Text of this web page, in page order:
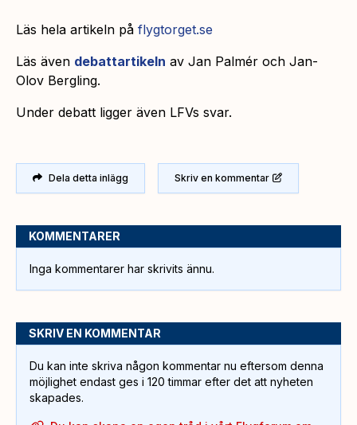
Läs hela artikeln på flygtorget.se
Läs även debattartikeln av Jan Palmér och Jan-
Olov Bergling.
Under debatt ligger även LFVs svar.
Dela detta inlägg Skriv en kommentar
KOMMENTARER
Inga kommentarer har skrivits ännu.
SKRIV EN KOMMENTAR
Du kan inte skriva någon kommentar nu eftersom denna
möjlighet endast ges i 120 timmar efter det att nyheten
skapades.